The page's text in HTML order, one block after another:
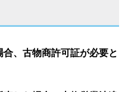
、古物商許可証が必要と